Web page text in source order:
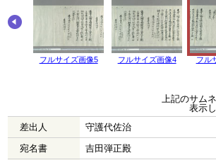
フルサイズ画像5 フルサイズ画像4 フル
上記のサム
表示
差出人
守護代佐治
宛名書
吉田弾正殿